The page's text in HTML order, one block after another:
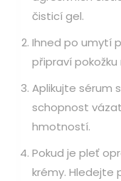
čisticí gel.
Ihned po umytí
připraví pokožku
Aplikujte sérum
schopnost
hmotností.
Pokud je pleť
krémy. Hledejte